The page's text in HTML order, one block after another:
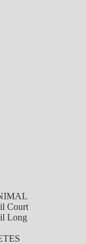
Court
Long